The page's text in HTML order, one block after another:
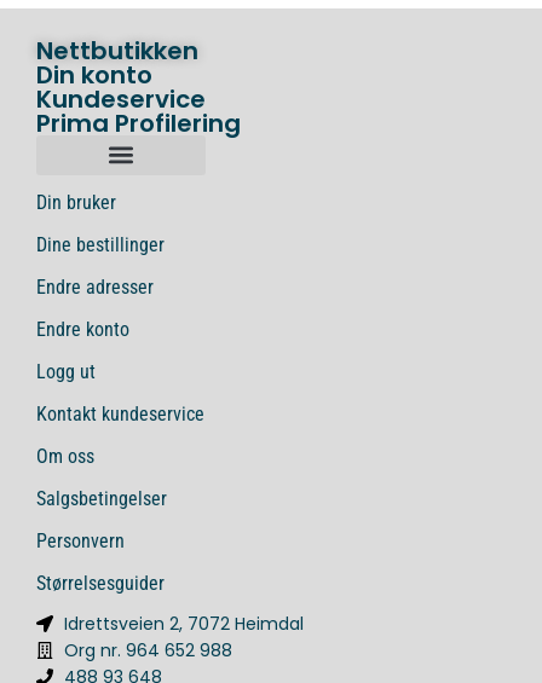
Nettbutikken
Din konto
Kundeservice
Prima Profilering
Din bruker
Dine bestillinger
Endre adresser
Endre konto
Logg ut
Kontakt kundeservice
Om oss
Salgsbetingelser
Personvern
Størrelsesguider
Idrettsveien 2, 7072 Heimdal
Org nr. 964 652 988
488 93 648